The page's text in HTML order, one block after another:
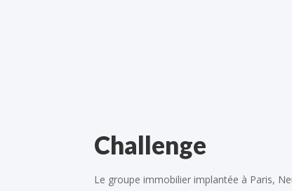
Challenge
Le groupe immobilier implantée à Paris,